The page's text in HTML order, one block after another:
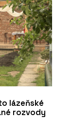
lázeňské
rozvody